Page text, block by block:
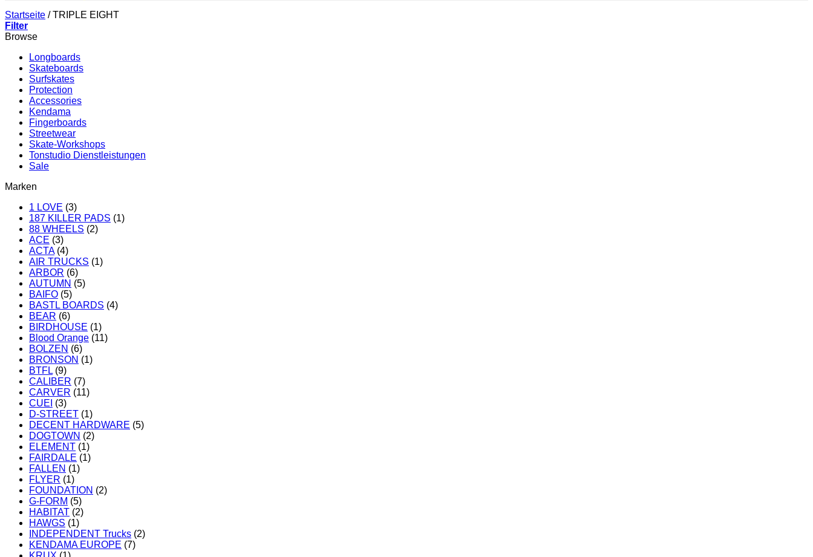
Startseite /TRIPLE EIGHT
Filter
Browse
Longboards
Skateboards
Surfskates
Protection
Accessories
Kendama
Fingerboards
Streetwear
Skate-Workshops
Tonstudio Dienstleistungen
Sale
Marken
1 LOVE (3)
187 KILLER PADS (1)
88 WHEELS (2)
ACE (3)
ACTA (4)
AIR TRUCKS (1)
ARBOR (6)
AUTUMN (5)
BAIFO (5)
BASTL BOARDS (4)
BEAR (6)
BIRDHOUSE (1)
Blood Orange (11)
BOLZEN (6)
BRONSON (1)
BTFL (9)
CALIBER (7)
CARVER (11)
CUEI (3)
D-STREET (1)
DECENT HARDWARE (5)
DOGTOWN (2)
ELEMENT (1)
FAIRDALE (1)
FALLEN (1)
FLYER (1)
FOUNDATION (2)
G-FORM (5)
HABITAT (2)
HAWGS (1)
INDEPENDENT Trucks (2)
KENDAMA EUROPE (7)